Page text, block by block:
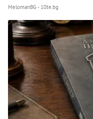
MelomanBG - 10te.bg